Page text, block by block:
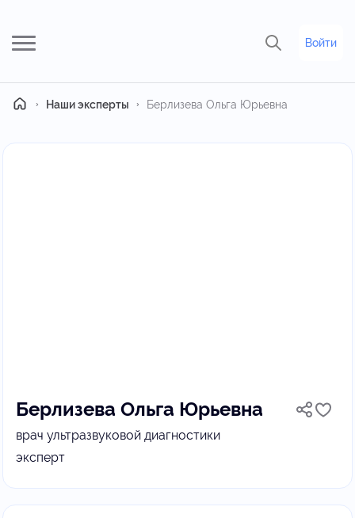
Войти
ГлавнаяНаши эксперты Берлизева Ольга Юрьевна
Берлизева Ольга Юрьевна
врач ультразвуковой диагностики
эксперт